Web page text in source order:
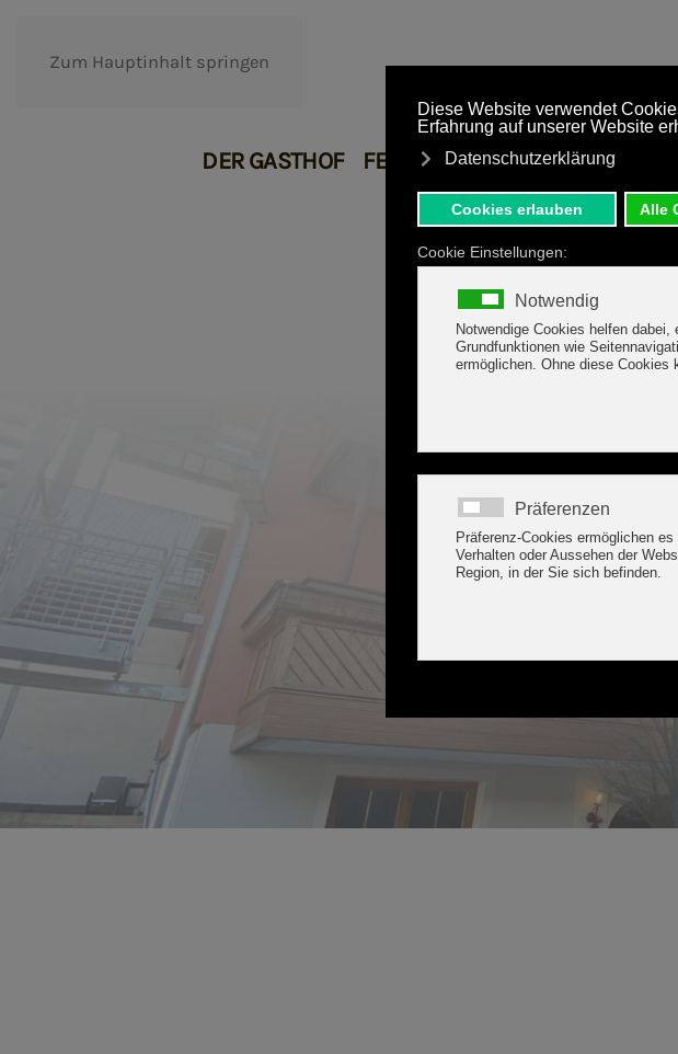
Zum Hauptinhalt springen
DER GASTHOF FERIENHAUS PREISE